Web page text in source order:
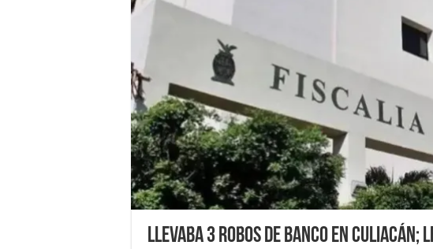
Llevaba 3 robos de banco en Culiacán;